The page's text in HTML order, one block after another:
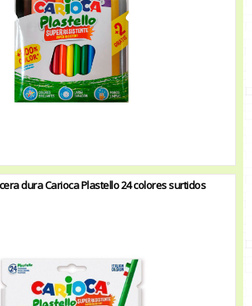
dura Carioca Plastello 24 colores surtidos